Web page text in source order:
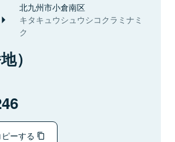
北九州市小倉南区
キタキュウシュウシコクラミナミ
ク
）
ーする